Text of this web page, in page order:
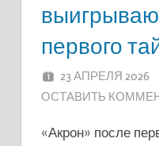
первого
23 АПРЕЛЯ 2026
ОСТАВИТЬ
«Акрон» после